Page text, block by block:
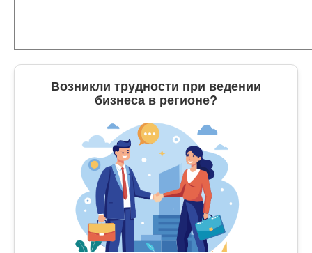
Возникли трудности при ведении
бизнеса в регионе?